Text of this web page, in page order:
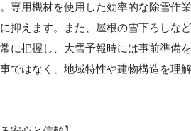
専用機材を使用した効率的な除雪作
抑えます。また、屋根の雪下ろしな
に把握し、大雪予報時には事前準備
ではなく、地域特性や建物構造を理